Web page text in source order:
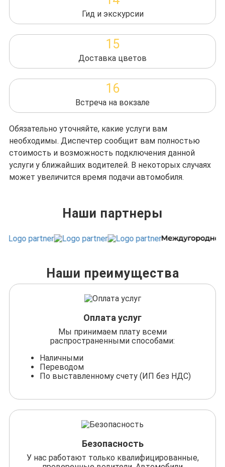
Гид и экскурсии
15
Доставка цветов
16
Встреча на вокзале
Обязательно уточняйте, какие услуги вам
необходимы. Диспечтер сообщит вам полностью
стоимость и возможность подключения данной
услуги у ближайших водителей. В некоторых случаях
может увеличится время подачи автомобиля.
Наши партнеры
Наши преимущества
Оплата услуг
Мы принимаем плату всеми
распространенными способами:
Наличными
Переводом
По выставленному счету (ИП без НДС)
Безопасность
У нас работают только квалифицированные,